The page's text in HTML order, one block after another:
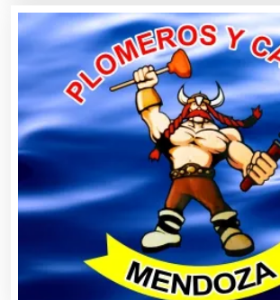
Asilos
Asociaciones Civiles
Asociaciones Empresariales
Audio, Sonido e Iluminación